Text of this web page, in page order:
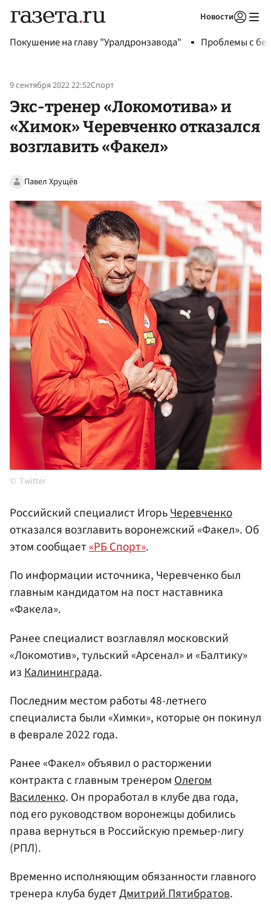
Новости
Покушение на главу "Уралдронзавода" Проблемы с
9 сентября 2022 22:52Спорт
Экс-тренер «Локомотива» и
«Химок» Черевченко отказался
возглавить «Факел»
Павел Хрущёв
Twitter
Российский специалист ИгорьЧеревченко
отказался возглавить воронежский «Факел». Об
этом сообщает«РБ Спорт».
По информации источника, Черевченко был
главным кандидатом на пост наставника
«Факела».
Ранее специалист возглавлял московский
«Локомотив», тульский «Арсенал» и «Балтику»
из Калининграда.
Последним местом работы 48-летнего
специалиста были «Химки», которые он покинул
в феврале 2022 года.
Ранее «Факел» объявил о расторжении
контракта с главным тренеромОлегом
Василенко. Он проработал в клубе два года,
под его руководством воронежцы добились
права вернуться в Российскую премьер-лигу
(РПЛ).
Временно исполняющим обязанности главного
тренера клуба будетДмитрий Пятибратов.